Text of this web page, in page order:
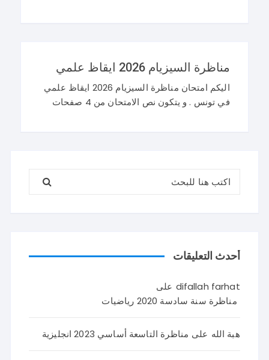
مناظرة السيزيام 2026 ايقاظ علمي
اليكم امتحان مناظرة السيزيام 2026 ايقاظ علمي
في تونس . و يتكون نص الامتحان من 4 صفحات
البحث عن:
أحدث التعليقات
difallah farhat على
مناظرة سنة سادسة 2020 رياضيات
هبة الله على مناظرة التاسعة أساسي 2023 انجليزية